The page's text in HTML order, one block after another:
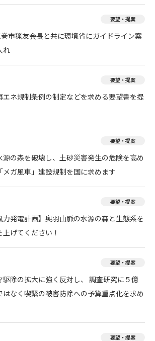
要望・提案
市猟友会長と共に環境省にガイドライン案
れ
要望・提案
エネ規制条例の制定などを求める要望書を提
要望・提案
源の森を破壊し、土砂災害発生の危険を高め
メガ風車」建設規制を国に求めます
要望・提案
力発電計画】奥羽山脈の水源の森と生態系を
げてください！
要望・提案
除の拡大に強く反対し、 調査研究に５億
なく喫緊の被害防除への予算重点化を求め
要望・提案